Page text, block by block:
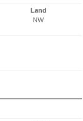
Land
NW